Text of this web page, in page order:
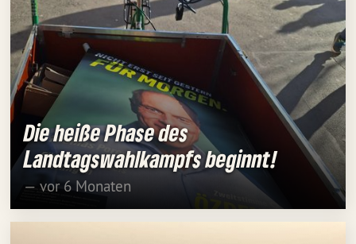
Die heiße Phase des
Landtagswahlkampfs beginnt!
— vor 6 Monaten